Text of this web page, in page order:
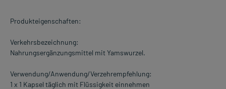
Produkteigenschaften:
Verkehrsbezeichnung:
Nahrungsergänzungsmittel mit Yamswurzel.
Verwendung/Anwendung/Verzehrempfehlung:
1 x 1 Kapsel täglich mit Flüssigkeit einnehmen